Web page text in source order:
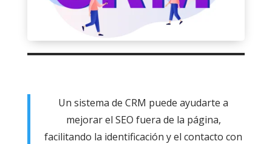
Un sistema de CRM puede ayudarte a
mejorar el SEO fuera de la página,
facilitando la identificación y el contacto con